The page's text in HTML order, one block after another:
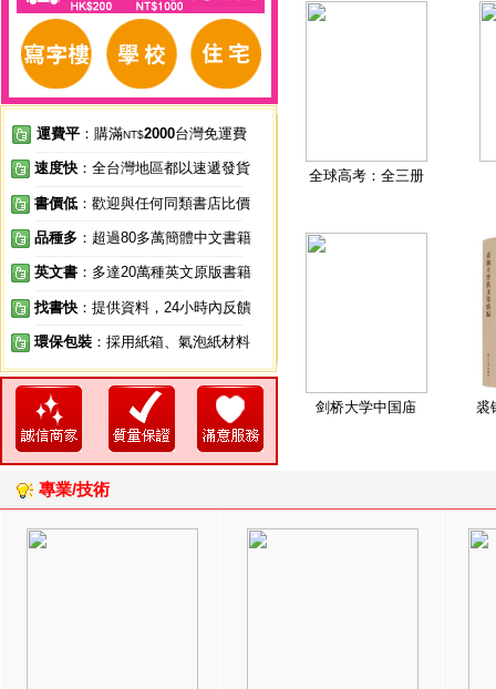
運費平 ：購滿NT$2000台灣免運費
速度快 ：全台灣地區都以速遞發貨
書價低 ：歡迎與任何同類書店比價
品種多 ：超過80多萬簡體中文書籍
英文書 ：多達20萬種英文原版書籍
找書快 ：提供資料，24小時內反饋
環保包裝 ：採用紙箱、氣泡紙材料
全球高考：全三册
剑桥大学中国庙 裘
專業/技術